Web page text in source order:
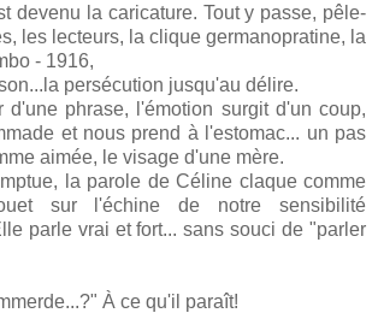
devenu la caricature. Tout y passe, pêle-
les lecteurs, la clique germanopratine, la
- 1916,
persécution jusqu'au délire.
d'une phrase, l'émotion surgit d'un coup,
et nous prend à l'estomac... un pas
aimée, le visage d'une mère.
la parole de Céline claque comme
sur l'échine de notre sensibilité
parle vrai et fort... sans souci de "parler
À ce qu'il paraît!